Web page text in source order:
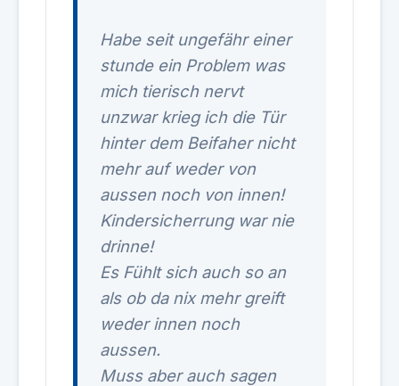
Habe seit ungefähr einer
stunde ein Problem was
mich tierisch nervt
unzwar krieg ich die Tür
hinter dem Beifaher nicht
mehr auf weder von
aussen noch von innen!
Kindersicherrung war nie
drinne!
Es Fühlt sich auch so an
als ob da nix mehr greift
weder innen noch
aussen.
Muss aber auch sagen